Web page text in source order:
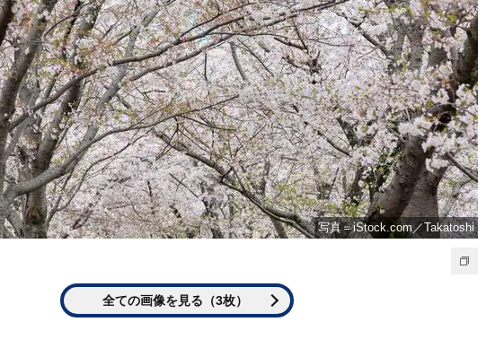
写真＝iStock.com／Takatoshi
全ての画像を見る（3枚）